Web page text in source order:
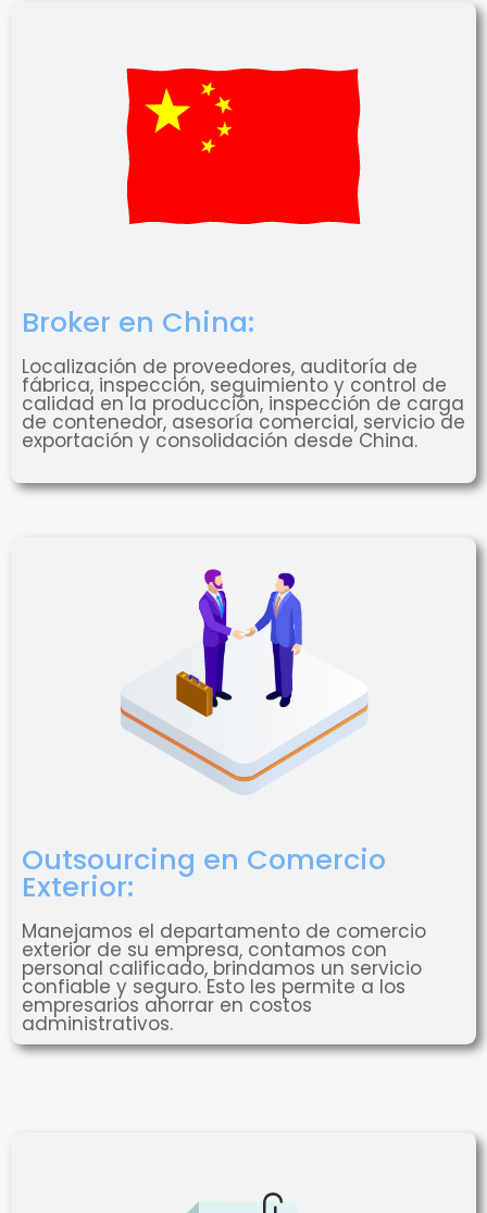
Broker en China:
Localización de proveedores, auditoría de
fábrica, inspección, seguimiento y control de
calidad en la producción, inspección de carga
de contenedor, asesoría comercial, servicio de
exportación y consolidación desde China.
Outsourcing en Comercio
Exterior:
Manejamos el departamento de comercio
exterior de su empresa, contamos con
personal calificado, brindamos un servicio
confiable y seguro. Esto les permite a los
empresarios ahorrar en costos
administrativos.